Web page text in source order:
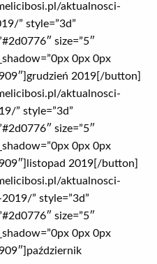
aktualnosci-
” style=”3d”
size=”5″
0px 0px
2019[/button]
aktualnosci-
” style=”3d”
size=”5″
0px 0px
2019[/button]
aktualnosci-
” style=”3d”
size=”5″
0px 0px